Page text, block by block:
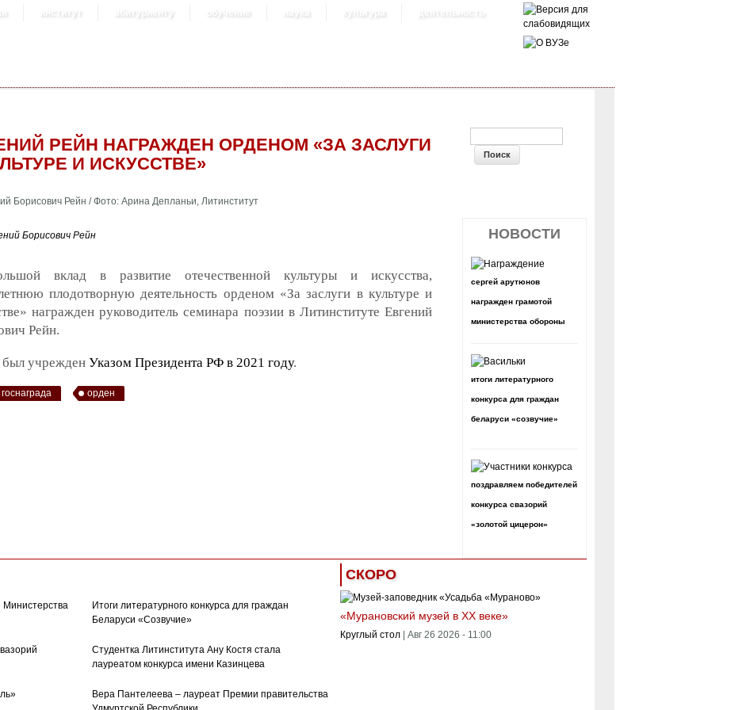
институт абитуриенту обучение наука культура деятельность
РЕЙН НАГРАЖДЕН ОРДЕНОМ «ЗА ЗАСЛУГИ
И ИСКУССТВЕ»
Борисович Рейн
вклад в развитие отечественной культуры и искусства,
плодотворную деятельность орденом «За заслуги в культуре и
награжден руководитель семинара поэзии в Литинституте Евгений
Рейн.
учрежден Указом Президента РФ в 2021 году.
госнаграда орден
НОВОСТИ
сергей арутюнов
награжден грамотой
министерства обороны
итоги литературного
конкурса для граждан
беларуси «созвучие»
поздравляем победителей
конкурса свазорий
«золотой цицерон»
Министерства
Итоги литературного конкурса для граждан
Беларуси «Созвучие»
Студентка Литинститута Ану Костя стала
лауреатом конкурса имени Казинцева
Вера Пантелеева – лауреат Премии правительства
СКОРО
«Мурановский музей в XX веке»
Круглый стол | Авг 26 2026 - 11:00